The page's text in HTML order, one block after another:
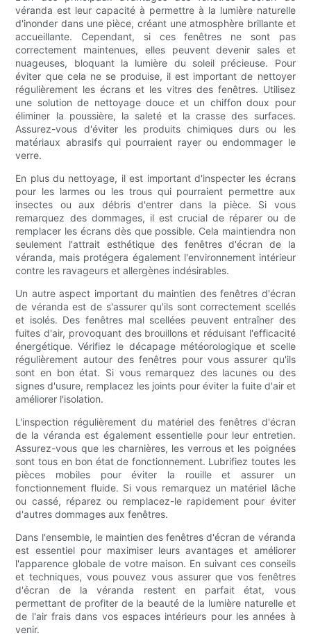
véranda est leur capacité à permettre à la lumière naturelle
d'inonder dans une pièce, créant une atmosphère brillante et
accueillante. Cependant, si ces fenêtres ne sont pas
correctement maintenues, elles peuvent devenir sales et
nuageuses, bloquant la lumière du soleil précieuse. Pour
éviter que cela ne se produise, il est important de nettoyer
régulièrement les écrans et les vitres des fenêtres. Utilisez
une solution de nettoyage douce et un chiffon doux pour
éliminer la poussière, la saleté et la crasse des surfaces.
Assurez-vous d'éviter les produits chimiques durs ou les
matériaux abrasifs qui pourraient rayer ou endommager le
verre.
En plus du nettoyage, il est important d'inspecter les écrans
pour les larmes ou les trous qui pourraient permettre aux
insectes ou aux débris d'entrer dans la pièce. Si vous
remarquez des dommages, il est crucial de réparer ou de
remplacer les écrans dès que possible. Cela maintiendra non
seulement l'attrait esthétique des fenêtres d'écran de la
véranda, mais protégera également l'environnement intérieur
contre les ravageurs et allergènes indésirables.
Un autre aspect important du maintien des fenêtres d'écran
de véranda est de s'assurer qu'ils sont correctement scellés
et isolés. Des fenêtres mal scellées peuvent entraîner des
fuites d'air, provoquant des brouillons et réduisant l'efficacité
énergétique. Vérifiez le décapage météorologique et scelle
régulièrement autour des fenêtres pour vous assurer qu'ils
sont en bon état. Si vous remarquez des lacunes ou des
signes d'usure, remplacez les joints pour éviter la fuite d'air et
améliorer l'isolation.
L'inspection régulièrement du matériel des fenêtres d'écran
de la véranda est également essentielle pour leur entretien.
Assurez-vous que les charnières, les verrous et les poignées
sont tous en bon état de fonctionnement. Lubrifiez toutes les
pièces mobiles pour éviter la rouille et assurer un
fonctionnement fluide. Si vous remarquez un matériel lâche
ou cassé, réparez ou remplacez-le rapidement pour éviter
d'autres dommages aux fenêtres.
Dans l'ensemble, le maintien des fenêtres d'écran de véranda
est essentiel pour maximiser leurs avantages et améliorer
l'apparence globale de votre maison. En suivant ces conseils
et techniques, vous pouvez vous assurer que vos fenêtres
d'écran de la véranda restent en parfait état, vous
permettant de profiter de la beauté de la lumière naturelle et
de l'air frais dans vos espaces intérieurs pour les années à
venir.